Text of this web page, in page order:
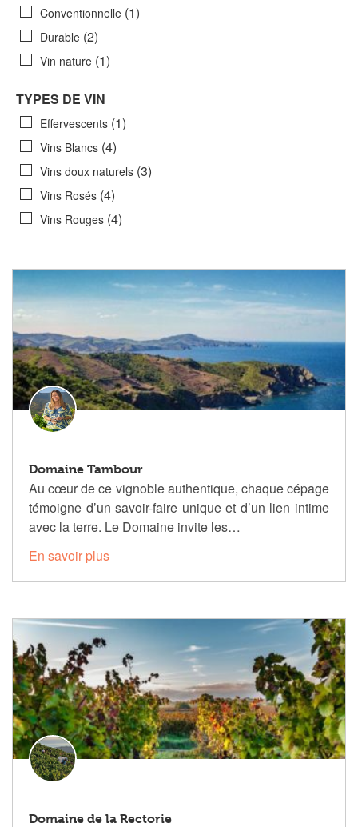
Conventionnelle (1)
Durable (2)
Vin nature (1)
TYPES DE VIN
Effervescents (1)
Vins Blancs (4)
Vins doux naturels (3)
Vins Rosés (4)
Vins Rouges (4)
Domaine Tambour
Au cœur de ce vignoble authentique, chaque cépage
témoigne d’un savoir-faire unique et d’un lien intime
avec la terre. Le Domaine invite les…
En savoir plus
Domaine de la Rectorie